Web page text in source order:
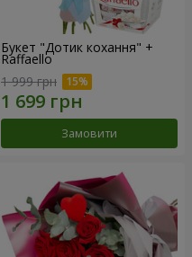
Букет "Дотик кохання" +
Raffaello
1 999 грн
Замовити